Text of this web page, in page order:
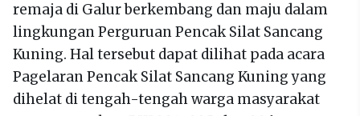
remaja di Galur berkembang dan maju dalam
lingkungan Perguruan Pencak Silat Sancang
Kuning. Hal tersebut dapat dilihat pada acara
Pagelaran Pencak Silat Sancang Kuning yang
dihelat di tengah-tengah warga masyarakat